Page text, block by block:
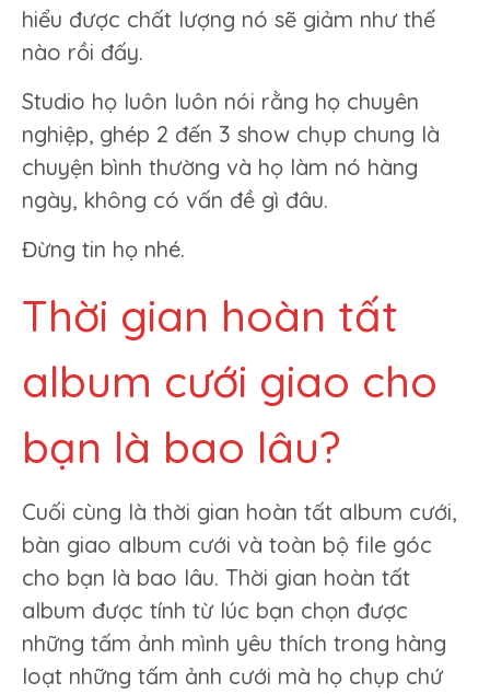
hiểu được chất lượng nó sẽ giảm như thế
nào rồi đấy.
Studio họ luôn luôn nói rằng họ chuyên
nghiệp, ghép 2 đến 3 show chụp chung là
chuyện bình thường và họ làm nó hàng
ngày, không có vấn đề gì đâu.
Đừng tin họ nhé.
Thời gian hoàn tất
album cưới giao cho
bạn là bao lâu?
Cuối cùng là thời gian hoàn tất album cưới,
bàn giao album cưới và toàn bộ file góc
cho bạn là bao lâu. Thời gian hoàn tất
album được tính từ lúc bạn chọn được
những tấm ảnh mình yêu thích trong hàng
loạt những tấm ảnh cưới mà họ chụp chứ